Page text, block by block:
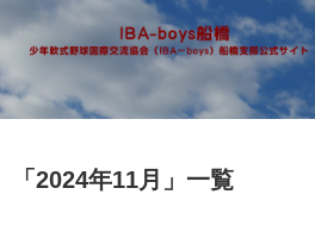
「 2024年11月 」 一覧